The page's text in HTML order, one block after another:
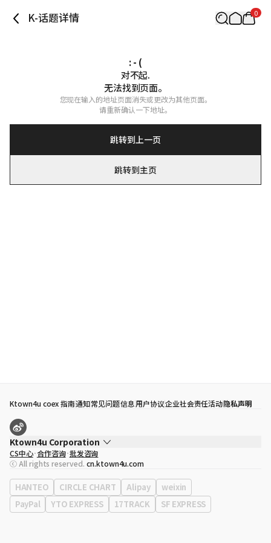
K-话题详情 0
: - (
对不起.
无法找到页面。
您现在输入的地址页面消失或更改为其他页面。
请重新确认一下地址。
跳转到上一页
跳转到主页
Ktown4u coex 指南通知常见问题信息用户协议企业社会责任活动隐私声明
Ktown4u Corporation
代表
宋効珉
营业执照 120-87-71116
公司地址 首尔特别市 江南区 岭东大路 513号 3楼 （三成洞， coex)
CS中心 合作咨询 批发咨询
ⓒ All rights reserved. cn.ktown4u.com
HANTEO CIRCLE CHART Alipay
weixin
PayPal
YTO EXPRESS 17TRACK SF EXPRESS